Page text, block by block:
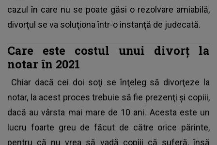
cazul în care nu se poate găsi o rezolvare amiabilă,
divorţul se va soluţiona într-o instanţă de judecată.
Care este costul unui divorţ la
notar în 2021
Chiar dacă cei doi soţi se înţeleg să divorţeze la
notar, la acest proces trebuie să fie prezenţi şi copiii,
dacă au vârsta mai mare de 10 ani. Acesta este un
lucru foarte greu de făcut de către orice părinte,
pentru că nu vrea să vadă copiii că suferă, însă